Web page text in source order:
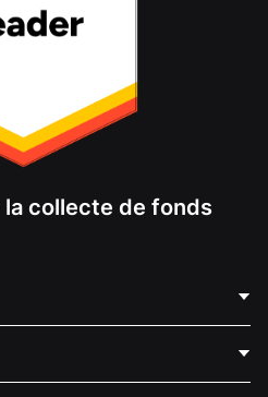
la collecte de fonds